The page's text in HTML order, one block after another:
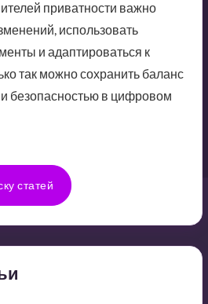
приватности важно
использовать
и адаптироваться к
так можно сохранить баланс
безопасностью в цифровом
статей